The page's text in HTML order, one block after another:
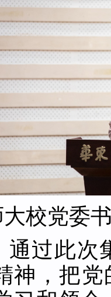
校党委
通过此次
神，把